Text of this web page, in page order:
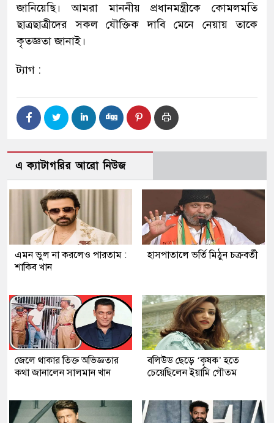
জানিয়েছি। আমরা মাননীয় প্রধানমন্ত্রীকে কোমলমতি
ছাত্রছাত্রীদের সকল যৌক্তিক দাবি মেনে নেয়ায় তাকে
কৃতজ্ঞতা জানাই।
ট্যাগ :
এ ক্যাটাগরির আরো নিউজ
এমন ভুল না করলেও পারতাম :
শাকিব খান
হাসপাতালে ভর্তি মিঠুন চক্রবর্তী
জেলে থাকার তিক্ত অভিজ্ঞতার
কথা জানালেন সালমান খান
বলিউড ছেড়ে ‘কৃষক’ হতে
চেয়েছিলেন ইয়ামি গৌতম